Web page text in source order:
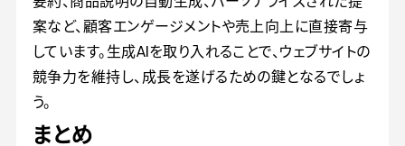
案など、顧客エンゲージメントや売上向上に直接寄与
しています。生成AIを取り入れることで、ウェブサイトの
競争力を維持し、成長を遂げるための鍵となるでしょ
う。
まとめ